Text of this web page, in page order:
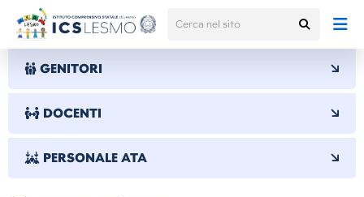
GENITORI
DOCENTI
PERSONALE ATA